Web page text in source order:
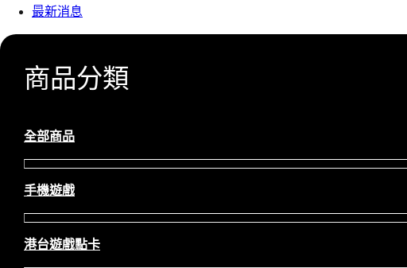
最新消息
商品分類
全部商品
手機遊戲
港台遊戲點卡